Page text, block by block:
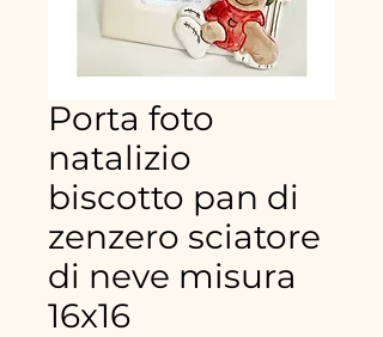
Porta foto
natalizio
biscotto pan di
zenzero sciatore
di neve misura
16x16